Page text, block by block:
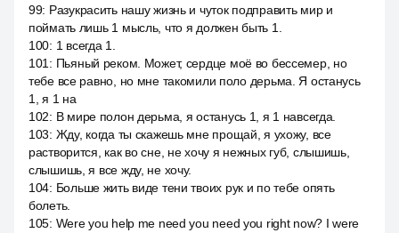
99: Разукрасить нашу жизнь и чуток подправить мир и
поймать лишь 1 мысль, что я должен быть 1.
100: 1 всегда 1.
101 : Пьяный реком. Может, сердце моё во бессемер, но
тебе все равно, но мне такомили поло дерьма. Я останусь
1, я 1 на
102: В мире полон дерьма, я останусь 1, я 1 навсегда.
103: Жду, когда ты скажешь мне прощай, я ухожу, все
растворится, как во сне, не хочу я нежных губ, слышишь,
слышишь, я все жду, не хочу.
104: Больше жить виде тени твоих рук и по тебе опять
болеть.
105: Were you help me need you need you right now? I were